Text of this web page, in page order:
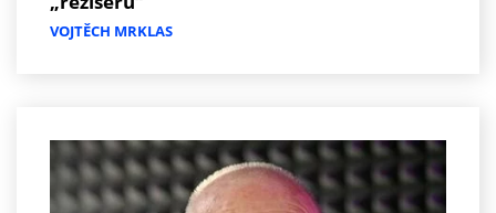
VOJTĚCH MRKLAS